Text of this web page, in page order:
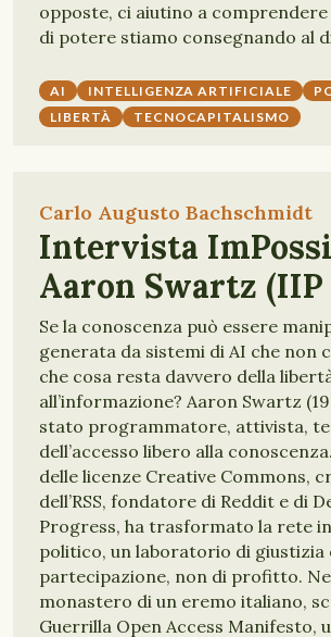
opposte, ci aiutino a
di potere stiamo consegnando al
AI INTELLIGENZA ARTIFICIALE
LIBERTÀ
TECNOCAPITALISMO
Carlo Augusto Bachschmidt
Intervista
Aaron Swartz (IIP
Se la conoscenza può essere
generata da sistemi di AI che non
che cosa resta davvero della
all’informazione? Aaron Swartz
stato programmatore, attivista,
dell’accesso libero alla
delle licenze Creative Commons,
dell’RSS, fondatore di Reddit e di
Progress, ha trasformato la rete
politico, un laboratorio di giustizia
partecipazione, non di profitto.
monastero di un eremo italiano,
Guerrilla Open Access Manifesto,